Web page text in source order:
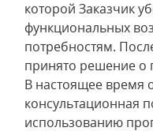
которой Заказчик
функциональных
потребностям.
принято решение о
В настоящее время
консультационная
использованию